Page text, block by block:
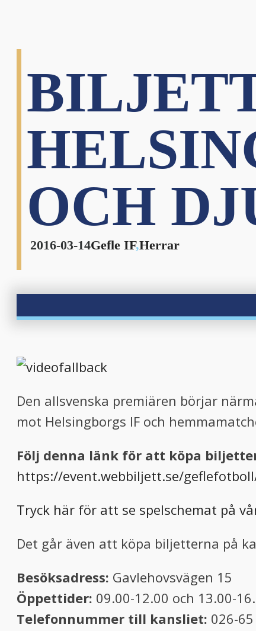
OCH
2016-03-14Gefle IF,Herrar
Den allsvenska premiären börjar
mot Helsingborgs IF och
Följ denna länk för att köpa
https://event.webbiljett.se/
Tryck här för att se spelschemat på
Det går även att köpa biljetterna på
Besöksadress: Gavlehovsvägen 15
Öppettider: 09.00-12.00 och 13.00-
Telefonnummer till kansliet: 026-